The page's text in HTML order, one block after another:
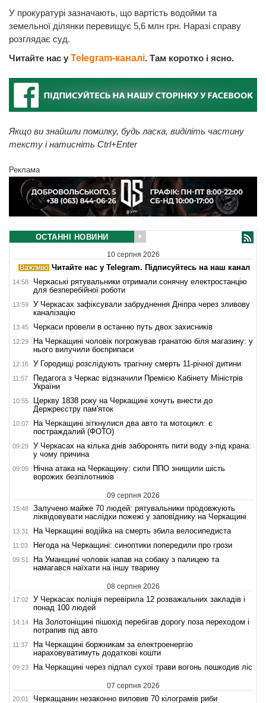
У прокуратурі зазначають, що вартість водойми та
земельної ділянки перевищує 5,6 млн грн. Наразі справу
розглядає суд.
Читайте нас у Telegram-каналі. Там коротко і ясно.
Якщо ви знайшли помилку, будь ласка, виділіть частину
тексту і натисніть Ctrl+Enter
Реклама
ОСТАННІ НОВИНИ
10 серпня 2026
Читайте нас у Telegram. Підписуйтесь на наш канал
14:58
Черкаські рятувальники отримали сонячну електростанцію
для безперебійної роботи
13:59
У Черкасах зафіксували забруднення Дніпра через зливову
каналізацію
13:45 Черкаси провели в останню путь двох захисників
12:29
На Черкащині чоловік погрожував гранатою біля магазину: у
нього вилучили боєприпаси
12:16 У Городищі розслідують трагічну смерть 11-річної дитини
11:57
Педагога з Черкас відзначили Премією Кабінету Міністрів
України
10:55
Церкву 1838 року на Черкащині хочуть внести до
Держреєстру пам'яток
10:07
На Черкащині зіткнулися два авто та мотоцикл: є
постраждалий (ФОТО)
09:29
У Черкасах на кілька днів заборонять пити воду з-під крана:
у чому причина
09:09
Нічна атака на Черкащину: сили ППО знищили шість
ворожих безпілотників
09 серпня 2026
15:48
Залучено майже 70 людей: рятувальники продовжують
ліквідовувати наслідки пожежі у заповіднику на Черкащині
13:31 На Черкащині водійка на смерть збила велосипедиста
11:03 Негода на Черкащині: синоптики попередили про грози
09:51
На Уманщині чоловік напав на собаку з палицею та
намагався наїхати на іншу тварину
08 серпня 2026
17:02
У Черкасах поліція перевірила 12 розважальних закладів і
понад 100 людей
14:14
На Золотоніщині пішохід перебігав дорогу поза переходом і
потрапив під авто
11:37
На Черкащині боржникам за електроенергію
нараховуватимуть додаткові кошти
09:23 На Черкащині через підпал сухої трави вогонь пошкодив ліс
07 серпня 2026
20:01 Черкащанин незаконно виловив 70 кілограмів риби